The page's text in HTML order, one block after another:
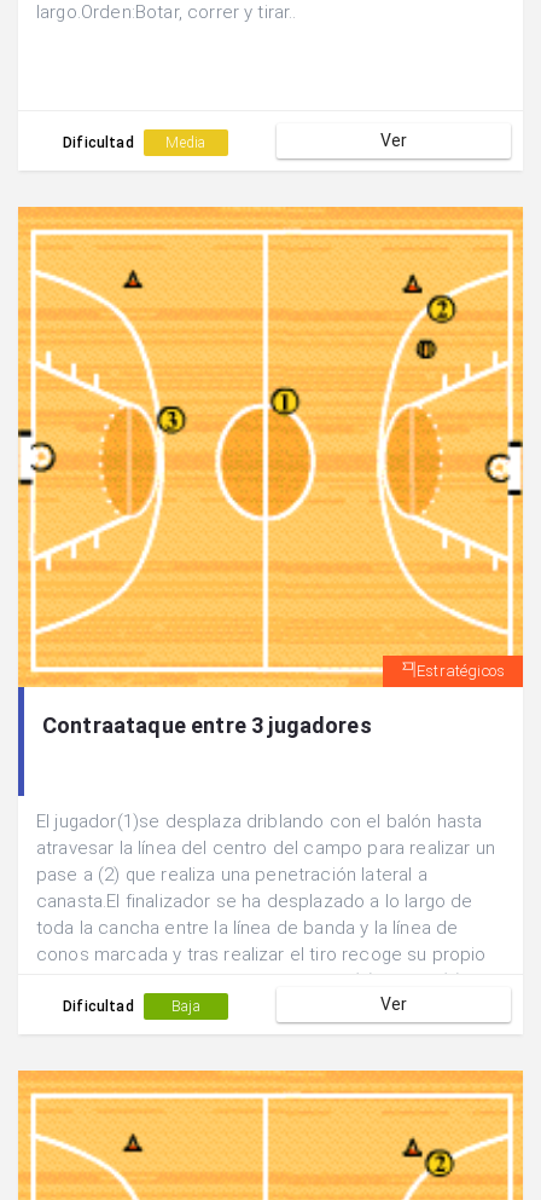
largo.Orden:Botar, correr y tirar..
Dificultad Media Ver
Estratégicos
Contraataque entre 3 jugadores
El jugador(1)se desplaza driblando con el balón hasta
atravesar la línea del centro del campo para realizar un
pase a (2) que realiza una penetración lateral a
canasta.El finalizador se ha desplazado a lo largo de
toda la cancha entre la línea de banda y la línea de
conos marcada y tras realizar el tiro recoge su propio
a acompañado la jugada para que realice las veces de
pasador mientras que (1) realiza la función de
Dificultad Baja Ver